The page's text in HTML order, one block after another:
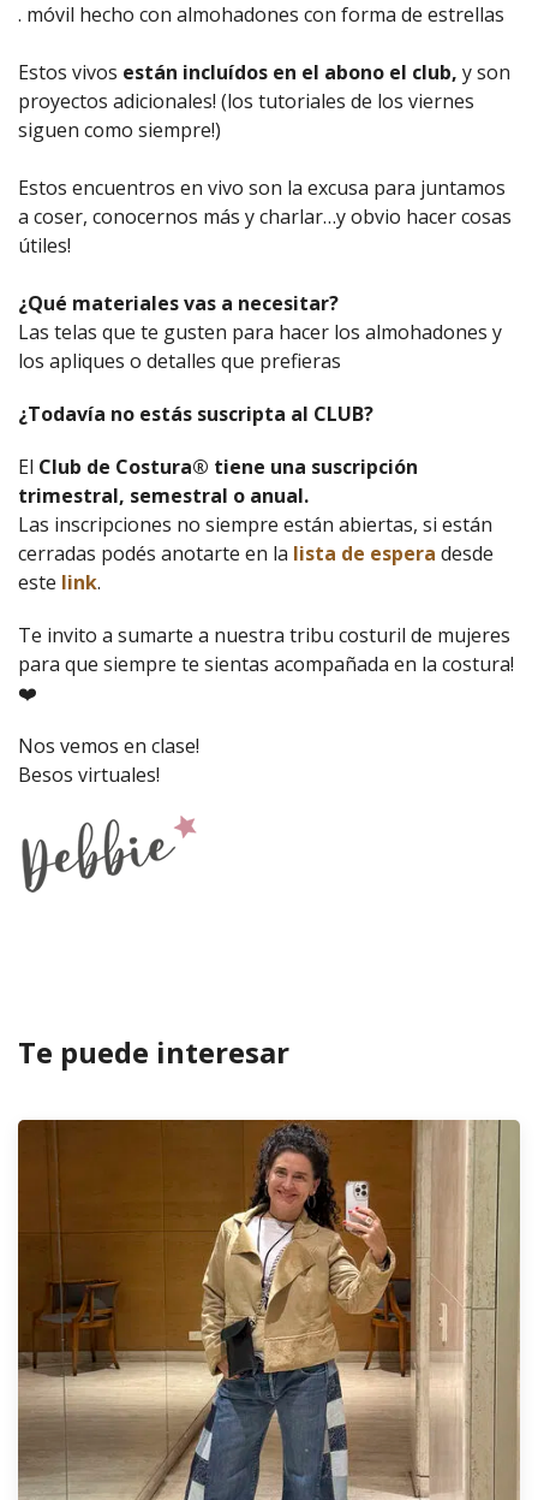
. móvil hecho con almohadones con forma de estrellas
Estos vivos están incluídos en el abono el club, y son
proyectos adicionales! (los tutoriales de los viernes
siguen como siempre!)
Estos encuentros en vivo son la excusa para juntamos
a coser, conocernos más y charlar…y obvio hacer cosas
útiles!
¿Qué materiales vas a necesitar?
Las telas que te gusten para hacer los almohadones y
los apliques o detalles que prefieras
¿Todavía no estás suscripta al CLUB?
El Club de Costura® tiene una suscripción
trimestral, semestral o anual.
Las inscripciones no siempre están abiertas, si están
cerradas podés anotarte en la lista de espera desde
este link.
Te invito a sumarte a nuestra tribu costuril de mujeres
para que siempre te sientas acompañada en la costura!
❤️
Nos vemos en clase!
Besos virtuales!
Te puede interesar